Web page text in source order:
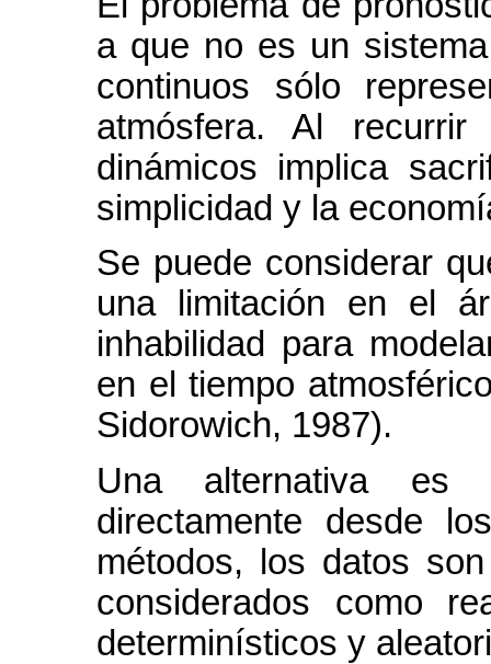
a que no es un
continuos sólo
atmósfera. Al
dinámicos implica
simplicidad y la
Se puede considerar
una limitación en el
inhabilidad para
en el tiempo
Sidorowich, 1987).
Una alternativa es
directamente desde
métodos, los datos
considerados como
determinísticos y